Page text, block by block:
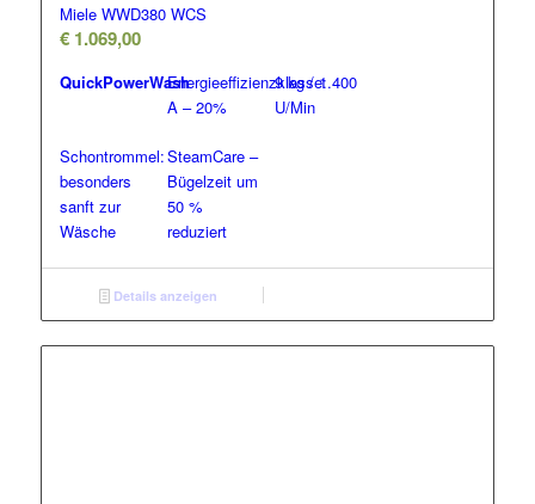
Miele WWD380 WCS
€1.069,00
QuickPowerWashEnergieeffizienzklasse:
A – 20%
9 kg / 1.400
U/Min
Schontrommel:
besonders
sanft zur
Wäsche
SteamCare –
Bügelzeit um
50 %
reduziert
Details anzeigen